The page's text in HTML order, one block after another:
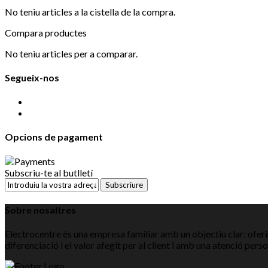
No teniu articles a la cistella de la compra.
Compara productes
No teniu articles per a comparar.
Segueix-nos
Opcions de pagament
Subscriu-te al butlletí
Subscriure
Sobre nosaltres
Electrocentre és una empresa familiar amb un objectiu clar:
diferenciació i el valor afegit per al client i amb una atenció